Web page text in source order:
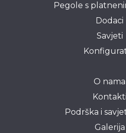
Pegole s
Dodaci
Savjeti
O nama
Kontakti
Podrška i
Galerija